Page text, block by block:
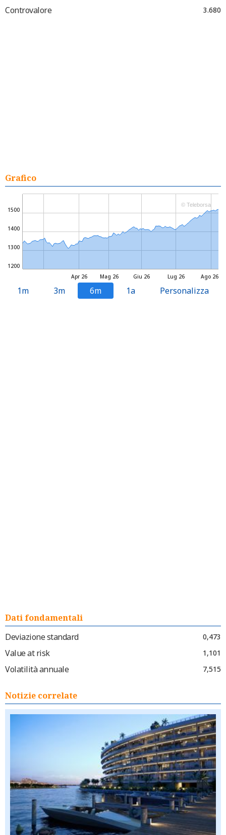
Controvalore 3.680
Grafico
Mag 26 Lug 26
Apr 26 Giu 26 Ago 26
1200
1300
1400
1500
© Teleborsa
1m 3m 6m 1a Personalizza
Dati fondamentali
Deviazione standard
0,473
Value at risk 1,101
Volatilità annuale 7,515
Notizie correlate